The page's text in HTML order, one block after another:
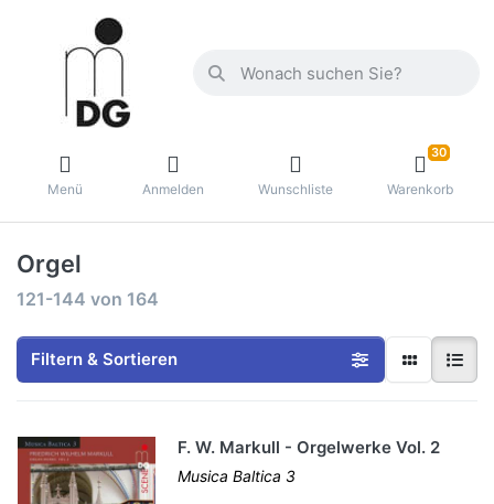
Menü Anmelden Wunschliste
30
Warenkorb
Orgel
121-144 von 164
Filtern & Sortieren
F. W. Markull - Orgelwerke Vol. 2
Musica Baltica 3